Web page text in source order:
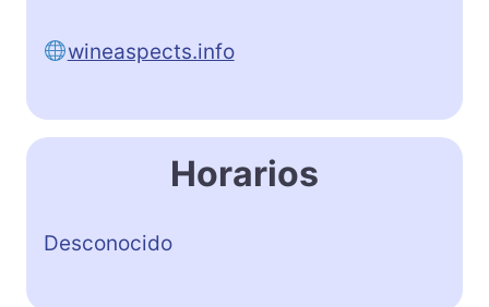
wineaspects.info
Horarios
Desconocido